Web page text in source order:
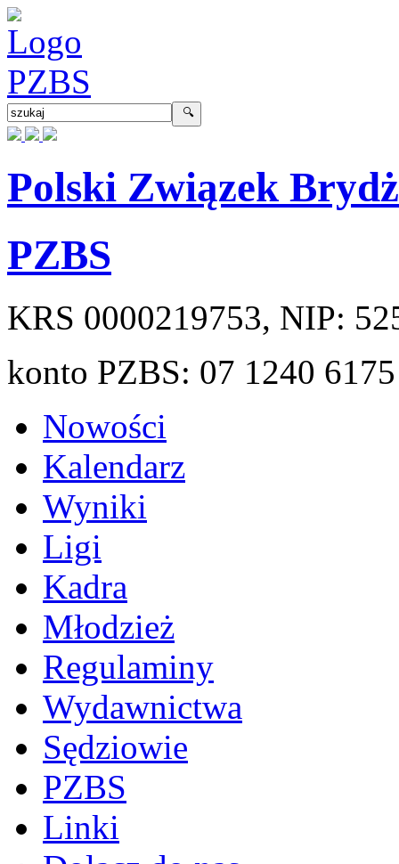
Polski Związek
PZBS
KRS 0000219753, NIP:
konto PZBS: 07 1240
Nowości
Kalendarz
Wyniki
Ligi
Kadra
Młodzież
Regulaminy
Wydawnictwa
Sędziowie
PZBS
Linki